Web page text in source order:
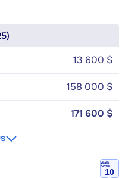
13 600 $
158 000 $
171 600 $
Walk
Score
10